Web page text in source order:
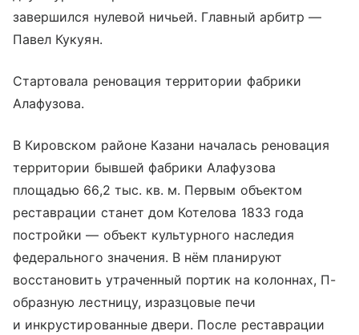
завершился нулевой ничьей. Главный арбитр —
Павел Кукуян.
Стартовала реновация территории фабрики
Алафузова.
В Кировском районе Казани началась реновация
территории бывшей фабрики Алафузова
площадью 66,2 тыс. кв. м. Первым объектом
реставрации станет дом Котелова 1833 года
постройки — объект культурного наследия
федерального значения. В нём планируют
восстановить утраченный портик на колоннах, П-
образную лестницу, изразцовые печи
и инкрустированные двери. После реставрации